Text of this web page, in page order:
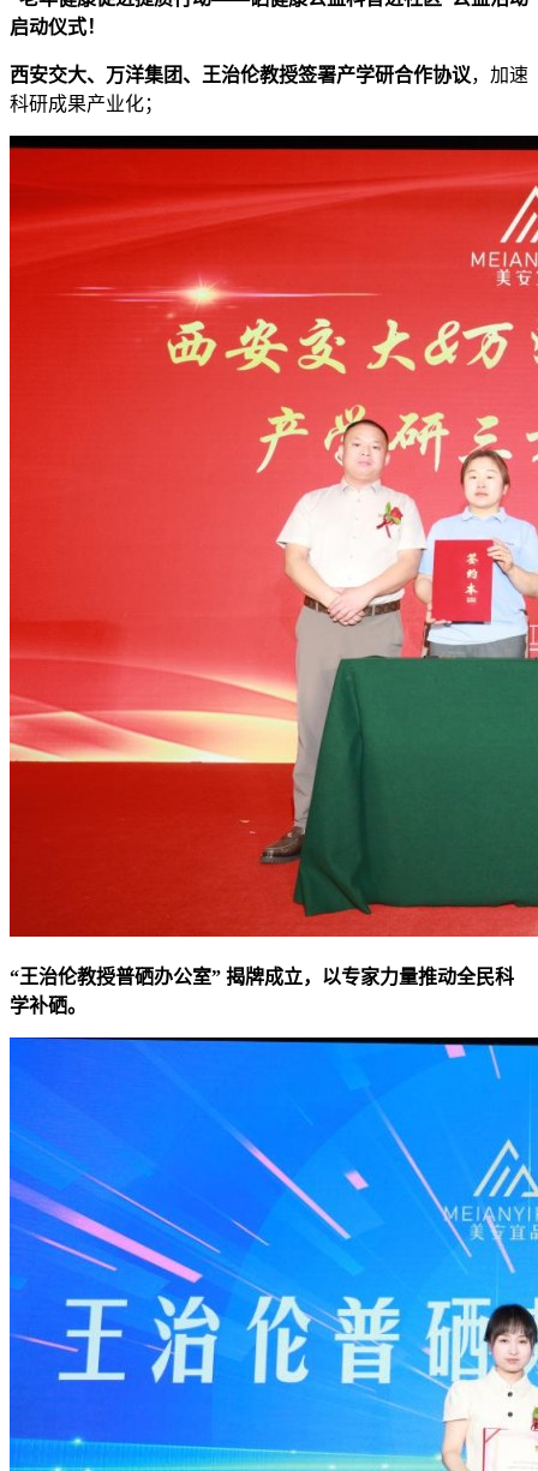
启动仪式！
西安交大、万洋集团、王治伦教授签署产学研合作协议，加速
科研成果产业化；
“王治伦教授普硒办公室” 揭牌成立，以专家力量推动全民科
学补硒。